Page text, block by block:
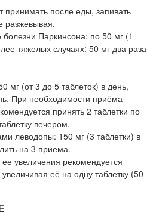
принимать после еды, запивать
разжевывая.
Паркинсона: по 50 мг (1
тяжелых случаях: 50 мг два раза
мг (от 3 до 5 таблеток) в день,
При необходимости приёма
принять 2 таблетки по
вечером.
леводопы: 150 мг (3 таблетки) в
на 3 приема.
увеличения рекомендуется
её на одну таблетку (50